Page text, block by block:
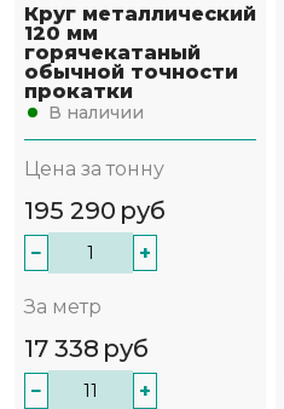
Круг металлический
120 мм
горячекатаный
обычной точности
прокатки
В наличии
Цена за тонну
195 290 руб
− +
За метр
17 338 руб
− +